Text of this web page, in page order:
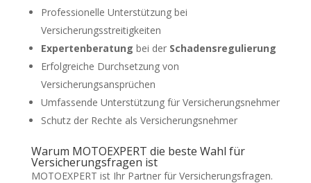
Professionelle Unterstützung bei
Versicherungsstreitigkeiten
Expertenberatung bei der Schadensregulierung
Erfolgreiche Durchsetzung von
Versicherungsansprüchen
Umfassende Unterstützung für Versicherungsnehmer
Schutz der Rechte als Versicherungsnehmer
Warum MOTOEXPERT die beste Wahl für
Versicherungsfragen ist
MOTOEXPERT ist Ihr Partner für Versicherungsfragen.